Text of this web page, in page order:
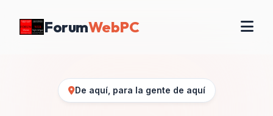
ForumWebPC
De aquí, para la gente de aquí